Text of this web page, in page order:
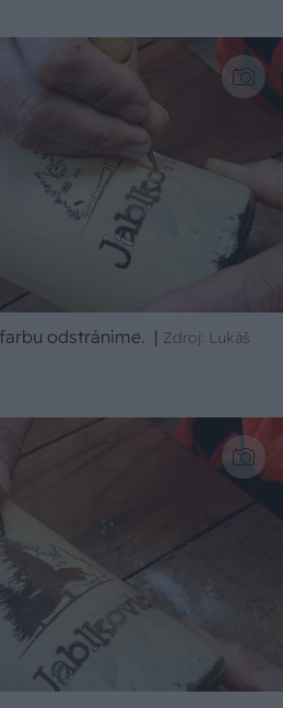
odstránime. | Zdroj: Lukáš